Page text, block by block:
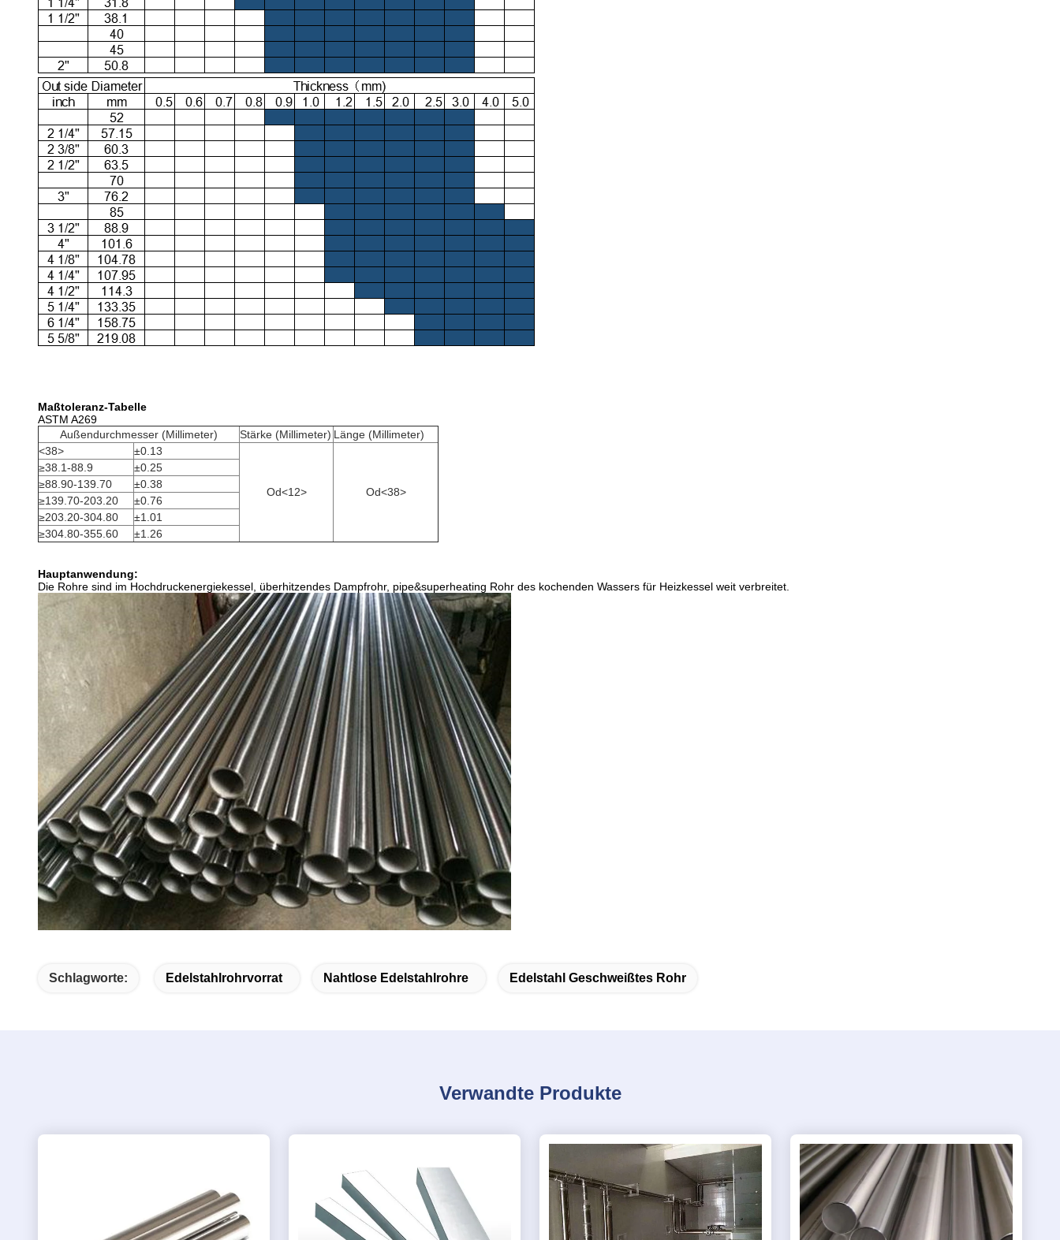
Maßtoleranz-Tabelle
ASTM A269
Außendurchmesser (Millimeter)
Stärke (Millimeter) Länge (Millimeter)
<38>
±0.13
Od<12> Od<38>
≥38.1-88.9
±0.25
≥88.90-139.70
±0.38
≥139.70-203.20
±0.76
≥203.20-304.80
±1.01
≥304.80-355.60
±1.26
Hauptanwendung:
Die Rohre sind im Hochdruckenergiekessel, überhitzendes Dampfrohr, pipe&superheating Rohr des kochenden Wassers für Heizkessel weit verbreitet.
Schlagworte: Edelstahlrohrvorrat Nahtlose Edelstahlrohre Edelstahl Geschweißtes Rohr
Verwandte Produkte